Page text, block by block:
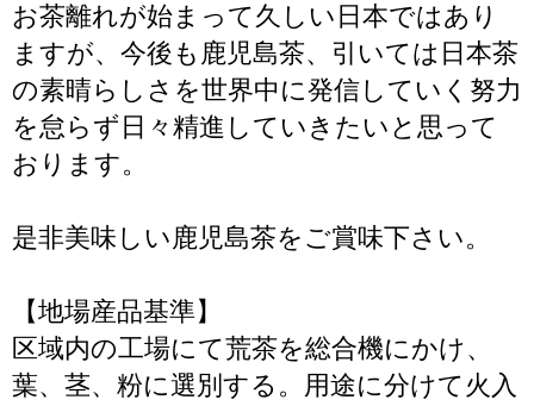
お茶離れが始まって久しい日本ではあり
ますが、今後も鹿児島茶、引いては日本茶
の素晴らしさを世界中に発信していく努力
を怠らず日々精進していきたいと思って
おります。
是非美味しい鹿児島茶をご賞味下さい。
【地場産品基準】
区域内の工場にて荒茶を総合機にかけ、
葉、茎、粉に選別する。用途に分けて火入